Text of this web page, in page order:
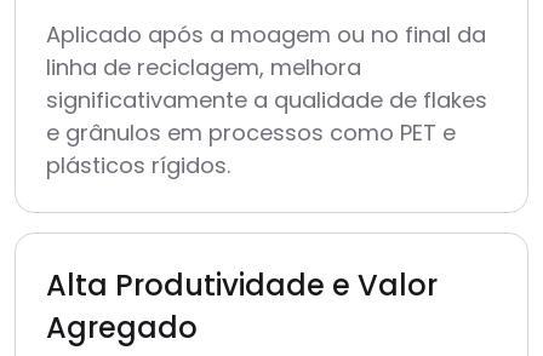
Aplicado após a moagem ou no final da
linha de reciclagem, melhora
significativamente a qualidade de flakes
e grânulos em processos como PET e
plásticos rígidos.
Alta Produtividade e Valor
Agregado